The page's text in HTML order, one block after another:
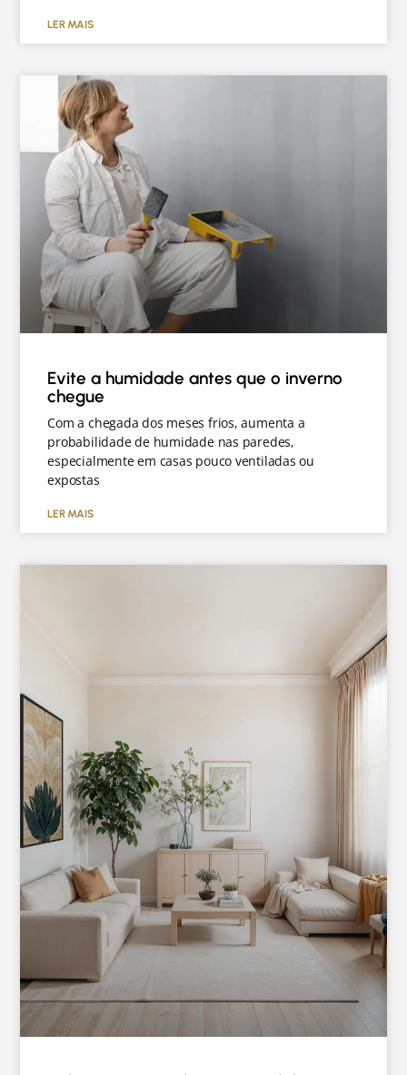
LER MAIS
Evite a humidade antes que o inverno
chegue
Com a chegada dos meses frios, aumenta a
probabilidade de humidade nas paredes,
especialmente em casas pouco ventiladas ou
expostas
LER MAIS